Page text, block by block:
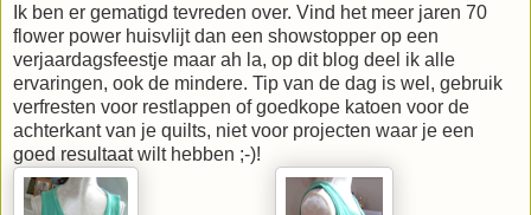
Ik ben er gematigd tevreden over. Vind het meer jaren 70
flower power huisvlijt dan een showstopper op een
verjaardagsfeestje maar ah la, op dit blog deel ik alle
ervaringen, ook de mindere. Tip van de dag is wel, gebruik
verfresten voor restlappen of goedkope katoen voor de
achterkant van je quilts, niet voor projecten waar je een
goed resultaat wilt hebben ;-)!